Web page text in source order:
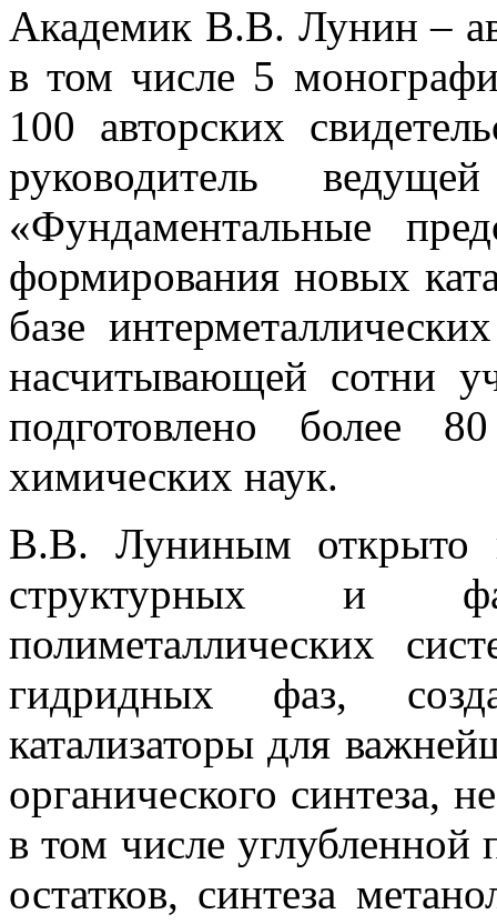
Академик В.В. Лунин –
в том числе 5
100 авторских
руководитель
«Фундаментальные
формирования новых
базе
насчитывающей сотни
подготовлено более
химических наук.
В.В. Луниным открыто
структурных и
полиметаллических
гидридных фаз,
катализаторы для
органического синтеза,
в том числе
остатков, синтеза